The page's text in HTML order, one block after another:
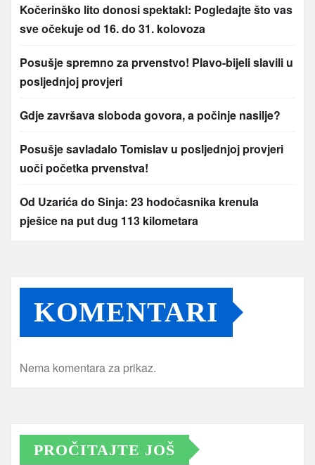
Kočerinško lito donosi spektakl: Pogledajte što vas
sve očekuje od 16. do 31. kolovoza
Posušje spremno za prvenstvo! Plavo-bijeli slavili u
posljednjoj provjeri
Gdje završava sloboda govora, a počinje nasilje?
Posušje savladalo Tomislav u posljednjoj provjeri
uoči početka prvenstva!
Od Uzarića do Sinja: 23 hodočasnika krenula
pješice na put dug 113 kilometara
KOMENTARI
Nema komentara za prikaz.
PROČITAJTE JOŠ